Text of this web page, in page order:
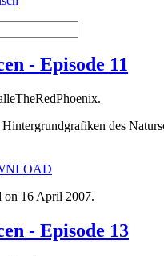
- Episode 11
des
on 16 April 2007.
- Episode 13